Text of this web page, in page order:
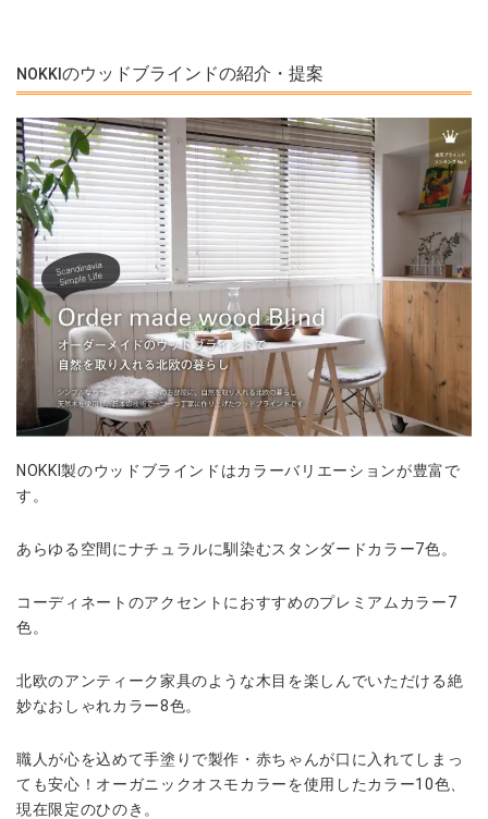
NOKKI のウッドブラインドの紹介・提案
NOKKI製のウッドブラインドはカラーバリエーションが豊富で
す。
あらゆる空間にナチュラルに馴染むスタンダードカラー7色。
コーディネートのアクセントにおすすめのプレミアムカラー7
色。
北欧のアンティーク家具のような木目を楽しんでいただける絶
妙なおしゃれカラー8色。
職人が心を込めて手塗りで製作・赤ちゃんが口に入れてしまっ
ても安心！オーガニックオスモカラーを使用したカラー10色、
現在限定のひのき。